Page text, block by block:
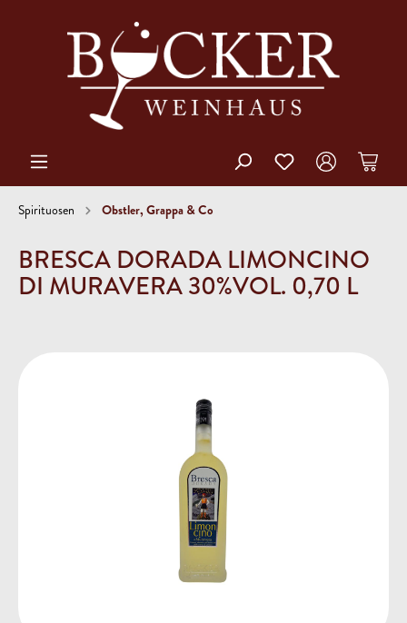
Spirituosen Obstler, Grappa & Co
BRESCA DORADA LIMONCINO
DI MURAVERA 30%VOL. 0,70 L